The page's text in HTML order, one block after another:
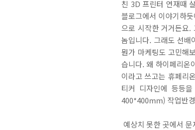
친 3D 프린터 연재때
블로그에서 이야기하
으로 시작한 거거든요.
놈입니다. 그래도 선배
뭔가 마케팅도 고민해
습니다. 왜 하이페리온
이라고 쓰고는 휴페리
티커 디자인에 등등
400*400mm) 작업반
예상치 못한 곳에서